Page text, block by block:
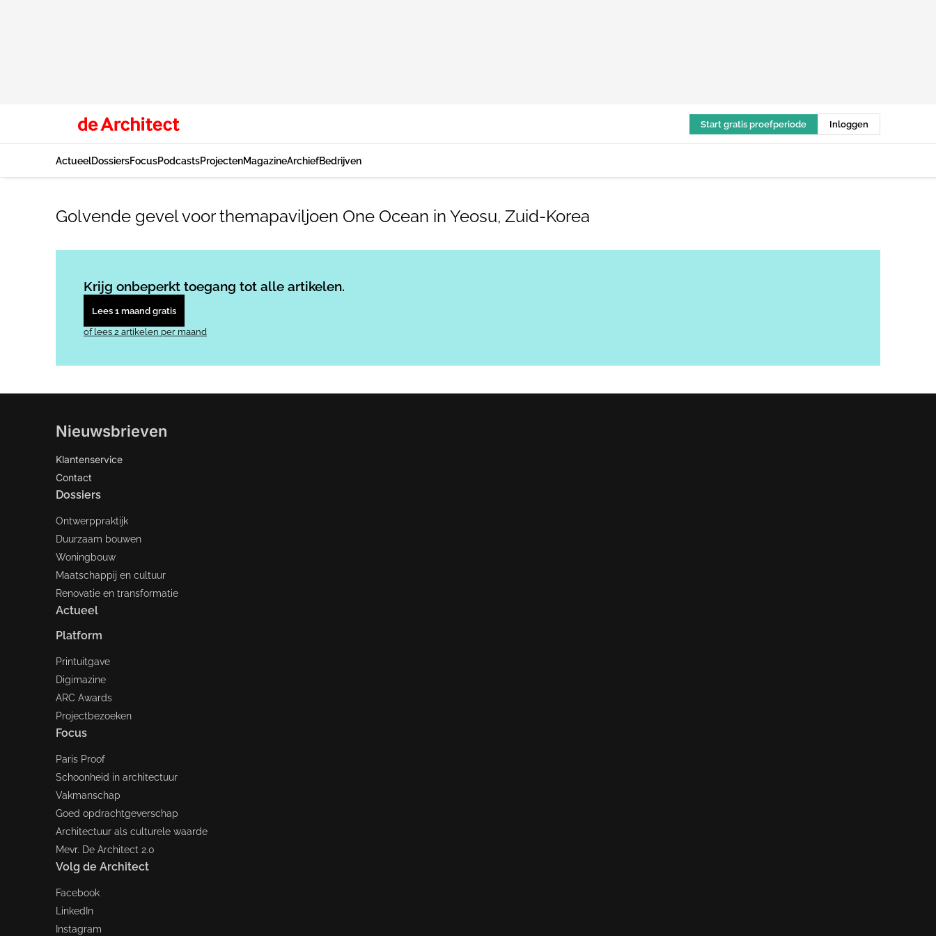
Start gratis proefperiode Inloggen
ActueelDossiersFocusPodcastsProjectenMagazineArchiefBedrijven
Golvende gevel voor themapaviljoen One Ocean in Yeosu, Zuid-Korea
Krijg onbeperkt toegang tot alle artikelen.
Lees 1 maand gratis
of lees 2 artikelen per maand
Nieuwsbrieven
Klantenservice
Contact
Dossiers
Ontwerppraktijk
Duurzaam bouwen
Woningbouw
Maatschappij en cultuur
Renovatie en transformatie
Actueel
Platform
Printuitgave
Digimazine
ARC Awards
Projectbezoeken
Focus
Paris Proof
Schoonheid in architectuur
Vakmanschap
Goed opdrachtgeverschap
Architectuur als culturele waarde
Mevr. De Architect 2.0
Volg de Architect
Facebook
LinkedIn
Instagram